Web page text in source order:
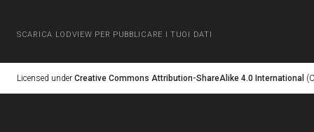
SCARICA LODVIEW PER PUBBLICARE I TUOI DATI
Licensed under Creative Commons Attribution-ShareAlike 4.0 International